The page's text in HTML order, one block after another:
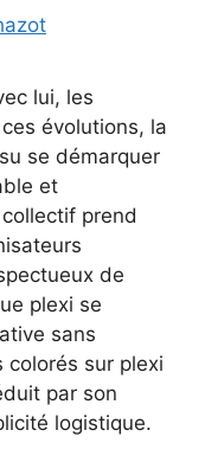
lui, les
évolutions, la
se démarquer
et
collectif prend
de
plexi se
sans
sur plexi
par son
logistique.